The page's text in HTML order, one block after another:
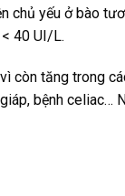
chủ yếu ở bào
40 UI/L.
còn tăng trong
bệnh celiac…